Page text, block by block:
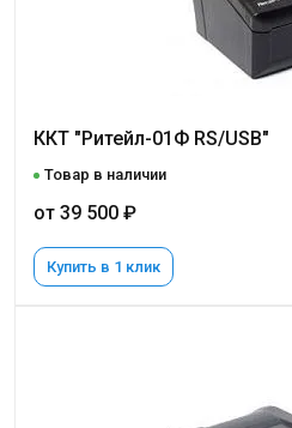
ККТ "Ритейл-01Ф RS/USB"
Товар в наличии
от 39 500 ₽
Купить в 1 клик